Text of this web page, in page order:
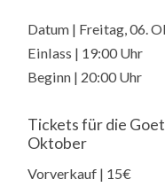
Datum | Freitag, 06.
Einlass | 19:00 Uhr
Beginn | 20:00 Uhr
Tickets für die
Oktober
Vorverkauf | 15€